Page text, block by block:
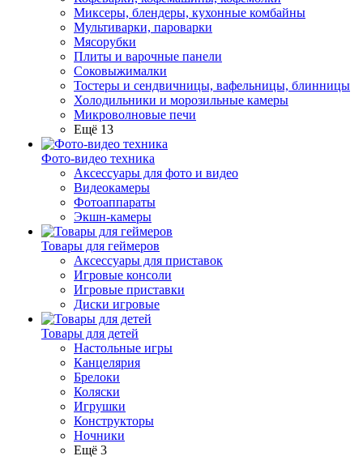
Миксеры, блендеры, кухонные комбайны
Мультиварки, пароварки
Мясорубки
Плиты и варочные панели
Соковыжималки
Тостеры и сендвичницы, вафельницы, блинницы
Холодильники и морозильные камеры
Микроволновые печи
Ещё 13
Фото-видео техника
Аксессуары для фото и видео
Видеокамеры
Фотоаппараты
Экшн-камеры
Товары для геймеров
Аксессуары для приставок
Игровые консоли
Игровые приставки
Диски игровые
Товары для детей
Настольные игры
Канцелярия
Брелоки
Коляски
Игрушки
Конструкторы
Ночники
Ещё 3